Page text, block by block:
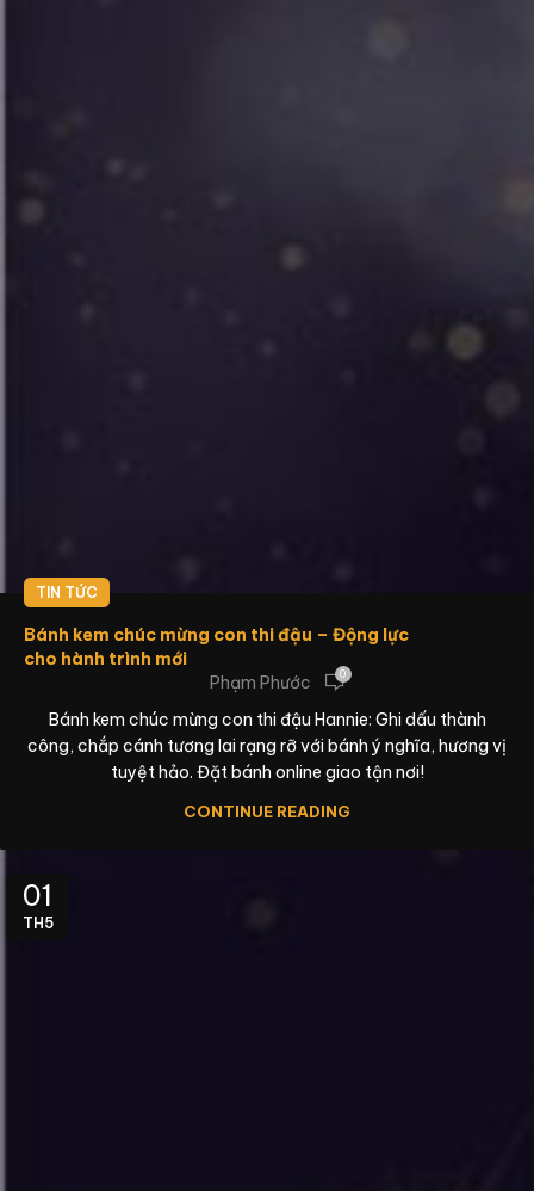
TIN TỨC
Bánh kem chúc mừng con thi đậu – Động lực
cho hành trình mới
Phạm Phước
0
Bánh kem chúc mừng con thi đậu Hannie: Ghi dấu thành
công, chắp cánh tương lai rạng rỡ với bánh ý nghĩa, hương vị
tuyệt hảo. Đặt bánh online giao tận nơi!
CONTINUE READING
01
TH5